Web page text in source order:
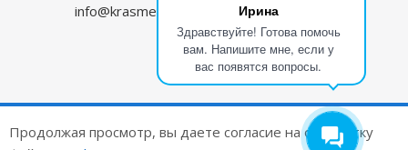
Ирина
Здравствуйте! Готова помочь
вам. Напишите мне, если у
вас появятся вопросы.
info@krasmehanika.ru zakaz@krasmehanika.ru
Петрозаводск
2026 © Красмеханика
Продолжая просмотр, вы даете согласие на обработку